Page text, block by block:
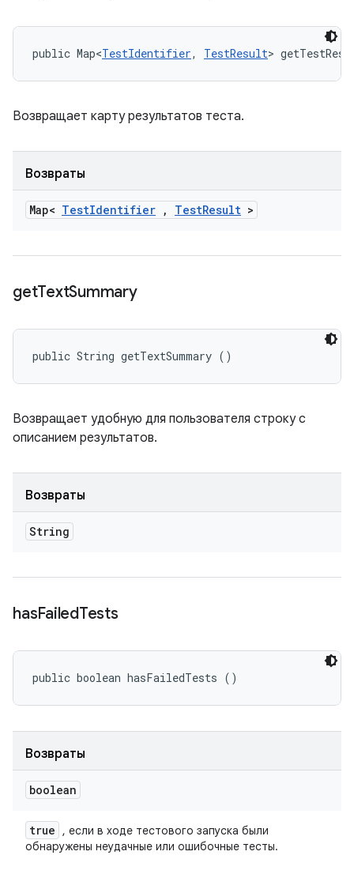
public Map<TestIdentifier, TestResult>
Возвращает карту результатов теста.
Возвраты
Map< TestIdentifier , TestResult >
getTextSummary
public String getTextSummary ()
Возвращает удобную для пользователя строку с
описанием результатов.
Возвраты
String
hasFailedTests
public boolean hasFailedTests ()
Возвраты
boolean
true
, если в ходе тестового запуска были
обнаружены неудачные или ошибочные тесты.